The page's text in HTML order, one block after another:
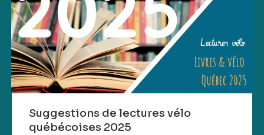
Suggestions de lectures vélo
québécoises 2025